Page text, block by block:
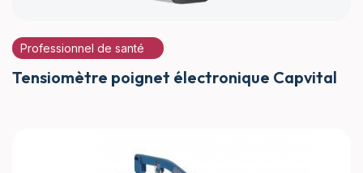
Professionnel de santé
Tensiomètre poignet électronique Capvital